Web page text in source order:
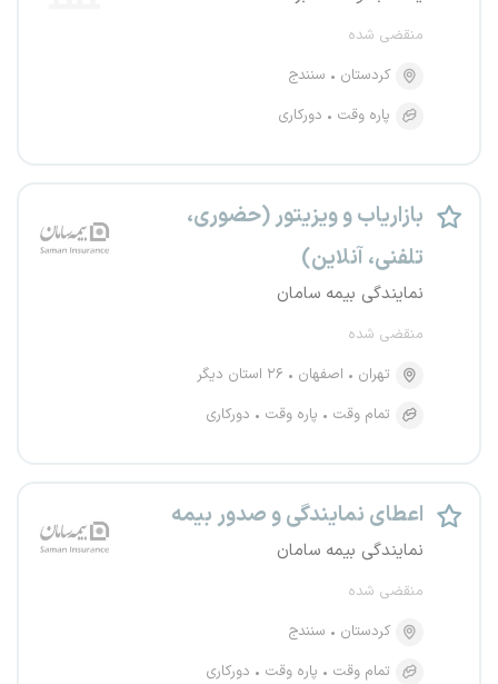
منقضی شده
کردستان
سنندج
پاره وقت
دورکاری
بازاریاب و ویزیتور (حضوری،
تلفنی، آنلاین)
نمایندگی بیمه سامان
منقضی شده
تهران
اصفهان
۲۶ استان دیگر
تمام وقت
پاره وقت دورکاری
اعطای نمایندگی و صدور بیمه
نمایندگی بیمه سامان
منقضی شده
کردستان
سنندج
تمام وقت
پاره وقت دورکاری